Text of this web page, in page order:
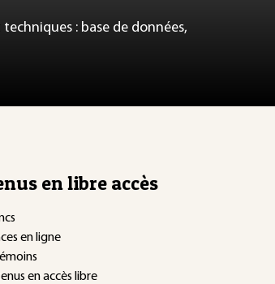
: base de données,
en libre accès
en ligne
en accès libre